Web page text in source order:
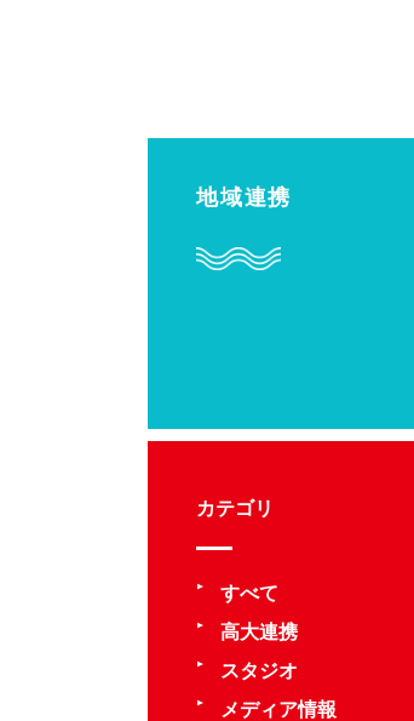
地域連携
カテゴリ
すべて
高大連携
スタジオ
メディア情報